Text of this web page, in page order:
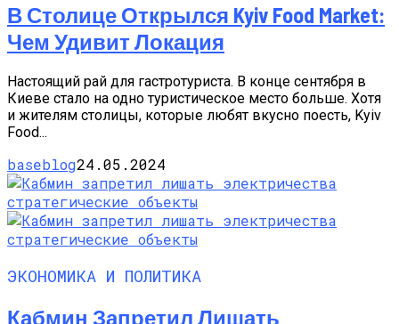
В Столице Открылся Kyiv Food Market:
Чем Удивит Локация
Настоящий рай для гастротуриста. В конце сентября в
Киеве стало на одно туристическое место больше. Хотя
и жителям столицы, которые любят вкусно поесть, Kyiv
Food...
baseblog24.05.2024
ЭКОНОМИКА И ПОЛИТИКА
Кабмин Запретил Лишать